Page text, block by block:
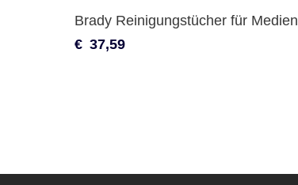
Brady Reinigungstücher für Medien
€ 37,59